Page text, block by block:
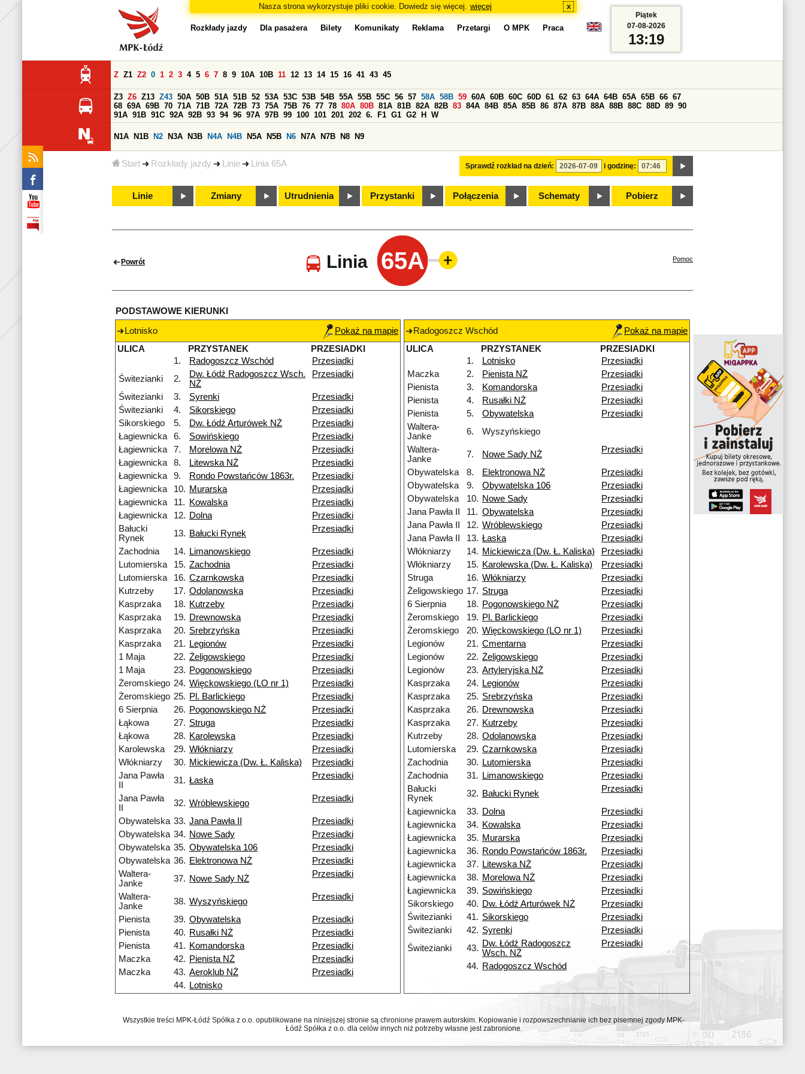
Nasza strona wykorzystuje pliki cookie. Dowiedz się więcej. więcej x
Start Rozkłady jazdy Linie Linia 65A
Rozkłady jazdy Dla pasażera Bilety Komunikaty Reklama Przetargi O MPK Praca
Sprawdź rozkład na dzień: i godzinę:
Z Z1 Z2 0 1 2 3 4 5 6 7 8 9 10A 10B 11 12 13 14 15 16 41 43 45
Z3 Z6 Z13 Z43 50A 50B 51A 51B 52 53A 53C 53B 54B 55A 55B 55C 56 57 58A 58B 59 60A 60B 60C 60D 61 62 63 64A 64B 65A 65B 66 67
68 69A 69B 70 71A 71B 72A 72B 73 75A 75B 76 77 78 80A 80B 81A 81B 82A 82B 83 84A 84B 85A 85B 86 87A 87B 88A 88B 88C 88D 89 90
91A 91B 91C 92A 92B 93 94 96 97A 97B 99 100 101 201 202 6. F1 G1 G2 H W
N1A N1B N2 N3A N3B N4A N4B N5A N5B N6 N7A N7B N8 N9
Linie Zmiany Utrudnienia Przystanki Połączenia Schematy Pobierz
Piątek
07-08-2026
13:19
Powrót Linia 65A Pomoc
PODSTAWOWE KIERUNKI
Lotnisko
Pokaż na mapie
ULICA
PRZYSTANEK
PRZESIADKI
1.
Radogoszcz Wschód
Przesiadki
Świtezianki
2.
Dw. Łódź Radogoszcz Wsch.
NŻ
Przesiadki
Świtezianki 3. Syrenki
Przesiadki
Świtezianki
4. Sikorskiego
Przesiadki
Sikorskiego
5. Dw. Łódź Arturówek NŻ
Przesiadki
Łagiewnicka
6. Sowińskiego
Przesiadki
Łagiewnicka
7. Morelowa NŻ
Przesiadki
Łagiewnicka
8. Litewska NŻ
Przesiadki
Łagiewnicka
9. Rondo Powstańców 1863r.
Przesiadki
Łagiewnicka
10. Murarska
Przesiadki
Łagiewnicka
11. Kowalska
Przesiadki
Łagiewnicka
12. Dolna
Przesiadki
Bałucki
Rynek
13. Bałucki Rynek Przesiadki
Zachodnia 14. Limanowskiego
Przesiadki
Lutomierska
15. Zachodnia
Przesiadki
Lutomierska
16. Czarnkowska
Przesiadki
Kutrzeby
17. Odolanowska
Przesiadki
Kasprzaka
18. Kutrzeby
Przesiadki
Kasprzaka
19. Drewnowska
Przesiadki
Kasprzaka
20. Srebrzyńska
Przesiadki
Kasprzaka
21. Legionów
Przesiadki
1 Maja
22. Żeligowskiego
Przesiadki
1 Maja
23. Pogonowskiego
Przesiadki
Żeromskiego 24. Więckowskiego (LO nr 1)
Przesiadki
Żeromskiego 25. Pl. Barlickiego
Przesiadki
6 Sierpnia
26. Pogonowskiego NŻ
Przesiadki
Łąkowa
27. Struga
Przesiadki
Łąkowa
28. Karolewska
Przesiadki
Karolewska
29. Włókniarzy
Przesiadki
Włókniarzy
30. Mickiewicza (Dw. Ł. Kaliska)
Przesiadki
Jana Pawła
31. Łaska Przesiadki
Jana Pawła
32. Wróblewskiego Przesiadki
Obywatelska 33. Jana Pawła II
Przesiadki
Obywatelska 34. Nowe Sady
Przesiadki
Obywatelska 35. Obywatelska 106
Przesiadki
Obywatelska 36. Elektronowa NŻ
Przesiadki
Waltera-
Janke
37. Nowe Sady NŻ Przesiadki
Waltera-
Janke
38. Wyszyńskiego Przesiadki
Pienista 39. Obywatelska
Przesiadki
Pienista
40. Rusałki NŻ
Przesiadki
Pienista
41. Komandorska
Przesiadki
Maczka
42. Pienista NŻ
Przesiadki
Maczka
43. Aeroklub NŻ
Przesiadki
44.
Lotnisko
Radogoszcz Wschód
Pokaż na mapie
ULICA
PRZYSTANEK
PRZESIADKI
1.
Lotnisko
Przesiadki
Maczka
2. Pienista NŻ
Przesiadki
Pienista
3. Komandorska
Przesiadki
Pienista
4. Rusałki NŻ
Przesiadki
Pienista
5. Obywatelska
Przesiadki
Waltera-
Janke
6.
Wyszyńskiego
Waltera-
Janke
7. Nowe Sady NŻ Przesiadki
Obywatelska 8. Elektronowa NŻ
Przesiadki
Obywatelska
9. Obywatelska 106
Przesiadki
Obywatelska
10. Nowe Sady
Przesiadki
Jana Pawła II
11. Obywatelska
Przesiadki
Jana Pawła II
12. Wróblewskiego
Przesiadki
Jana Pawła II
13. Łaska
Przesiadki
Włókniarzy
14. Mickiewicza (Dw. Ł. Kaliska)
Przesiadki
Włókniarzy
15. Karolewska (Dw. Ł. Kaliska)
Przesiadki
Struga
16. Włókniarzy
Przesiadki
Żeligowskiego 17. Struga
Przesiadki
6 Sierpnia
18. Pogonowskiego NŻ
Przesiadki
Żeromskiego
19. Pl. Barlickiego
Przesiadki
Żeromskiego
20. Więckowskiego (LO nr 1)
Przesiadki
Legionów
21. Cmentarna
Przesiadki
Legionów
22. Żeligowskiego
Przesiadki
Legionów
23. Artyleryjska NŻ
Przesiadki
Kasprzaka
24. Legionów
Przesiadki
Kasprzaka
25. Srebrzyńska
Przesiadki
Kasprzaka
26. Drewnowska
Przesiadki
Kasprzaka
27. Kutrzeby
Przesiadki
Kutrzeby
28. Odolanowska
Przesiadki
Lutomierska
29. Czarnkowska
Przesiadki
Zachodnia
30. Lutomierska
Przesiadki
Zachodnia
31. Limanowskiego
Przesiadki
Bałucki
Rynek
32. Bałucki Rynek Przesiadki
Łagiewnicka 33. Dolna
Przesiadki
Łagiewnicka
34. Kowalska
Przesiadki
Łagiewnicka
35. Murarska
Przesiadki
Łagiewnicka
36. Rondo Powstańców 1863r.
Przesiadki
Łagiewnicka
37. Litewska NŻ
Przesiadki
Łagiewnicka
38. Morelowa NŻ
Przesiadki
Łagiewnicka
39. Sowińskiego
Przesiadki
Sikorskiego
40. Dw. Łódź Arturówek NŻ
Przesiadki
Świtezianki
41. Sikorskiego
Przesiadki
Świtezianki
42. Syrenki
Przesiadki
Świtezianki
43. Dw. Łódź Radogoszcz
Wsch. NŻ
Przesiadki
44. Radogoszcz Wschód
Wszystkie treści MPK-Łódź Spółka z o.o. opublikowane na niniejszej stronie są chronione prawem autorskim. Kopiowanie i rozpowszechnianie ich bez pisemnej zgody MPK-
Łódź Spółka z o.o. dla celów innych niż potrzeby własne jest zabronione.